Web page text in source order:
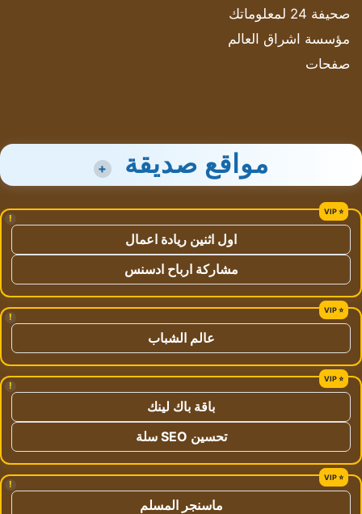
صحيفة 24 لمعلوماتك
مؤسسة اشراق العالم
صفحات
مواقع صديقة +
!
اول اثنين ريادة اعمال
مشاركة ارباح ادسنس
!
عالم الشباب
!
باقة باك لينك
تحسين SEO سلة
!
ماسنجر المسلم